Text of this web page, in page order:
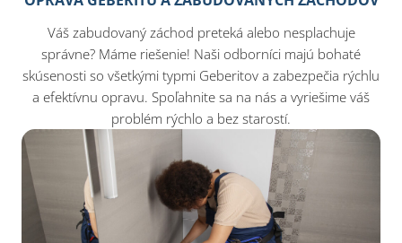
Váš zabudovaný záchod preteká alebo nesplachuje
správne? Máme riešenie! Naši odborníci majú bohaté
skúsenosti so všetkými typmi Geberitov a zabezpečia rýchlu
a efektívnu opravu. Spoľahnite sa na nás a vyriešime váš
problém rýchlo a bez starostí.